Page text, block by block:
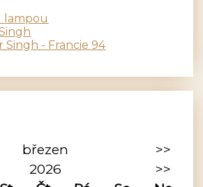
lampou
Singh - Francie 94
březen
>>
2026
>>